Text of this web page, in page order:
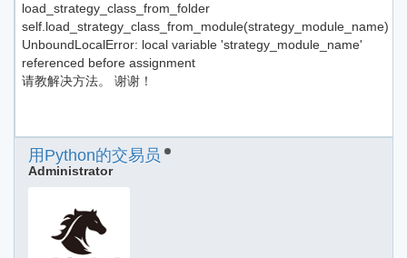
load_strategy_class_from_folder
self.load_strategy_class_from_module(strategy_module_name)
UnboundLocalError: local variable 'strategy_module_name'
referenced before assignment
请教解决方法。 谢谢！
用Python的交易员
Administrator